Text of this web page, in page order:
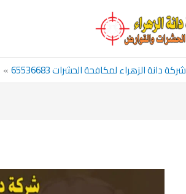
شركة دانة الزهراء لمكافحة الحشرات 65536683